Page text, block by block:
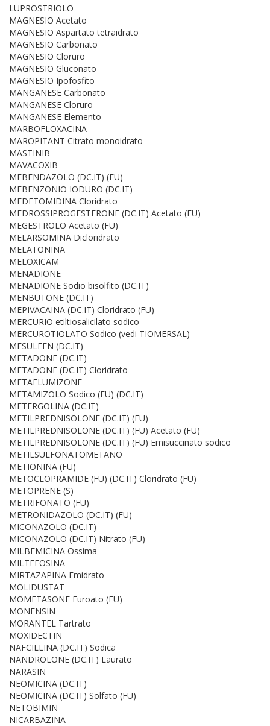
LUPROSTRIOLO
MAGNESIO Acetato
MAGNESIO Aspartato tetraidrato
MAGNESIO Carbonato
MAGNESIO Cloruro
MAGNESIO Gluconato
MAGNESIO Ipofosfito
MANGANESE Carbonato
MANGANESE Cloruro
MANGANESE Elemento
MARBOFLOXACINA
MAROPITANT Citrato monoidrato
MASTINIB
MAVACOXIB
MEBENDAZOLO (DC.IT) (FU)
MEBENZONIO IODURO (DC.IT)
MEDETOMIDINA Cloridrato
MEDROSSIPROGESTERONE (DC.IT) Acetato (FU)
MEGESTROLO Acetato (FU)
MELARSOMINA Dicloridrato
MELATONINA
MELOXICAM
MENADIONE
MENADIONE Sodio bisolfito (DC.IT)
MENBUTONE (DC.IT)
MEPIVACAINA (DC.IT) Cloridrato (FU)
MERCURIO etiltiosalicilato sodico
MERCUROTIOLATO Sodico (vedi TIOMERSAL)
MESULFEN (DC.IT)
METADONE (DC.IT)
METADONE (DC.IT) Cloridrato
METAFLUMIZONE
METAMIZOLO Sodico (FU) (DC.IT)
METERGOLINA (DC.IT)
METILPREDNISOLONE (DC.IT) (FU)
METILPREDNISOLONE (DC.IT) (FU) Acetato (FU)
METILPREDNISOLONE (DC.IT) (FU) Emisuccinato sodico
METILSULFONATOMETANO
METIONINA (FU)
METOCLOPRAMIDE (FU) (DC.IT) Cloridrato (FU)
METOPRENE (S)
METRIFONATO (FU)
METRONIDAZOLO (DC.IT) (FU)
MICONAZOLO (DC.IT)
MICONAZOLO (DC.IT) Nitrato (FU)
MILBEMICINA Ossima
MILTEFOSINA
MIRTAZAPINA Emidrato
MOLIDUSTAT
MOMETASONE Furoato (FU)
MONENSIN
MORANTEL Tartrato
MOXIDECTIN
NAFCILLINA (DC.IT) Sodica
NANDROLONE (DC.IT) Laurato
NARASIN
NEOMICINA (DC.IT)
NEOMICINA (DC.IT) Solfato (FU)
NETOBIMIN
NICARBAZINA